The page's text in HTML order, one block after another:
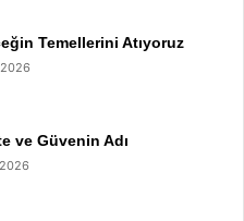
Temellerini Atıyoruz
ve Güvenin Adı